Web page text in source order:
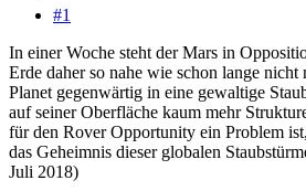
#1
In einer Woche steht der Mars in
Erde daher so nahe wie schon lange
Planet gegenwärtig in eine gewaltige
auf seiner Oberfläche kaum mehr
für den Rover Opportunity ein Problem
das Geheimnis dieser globalen
Juli 2018)